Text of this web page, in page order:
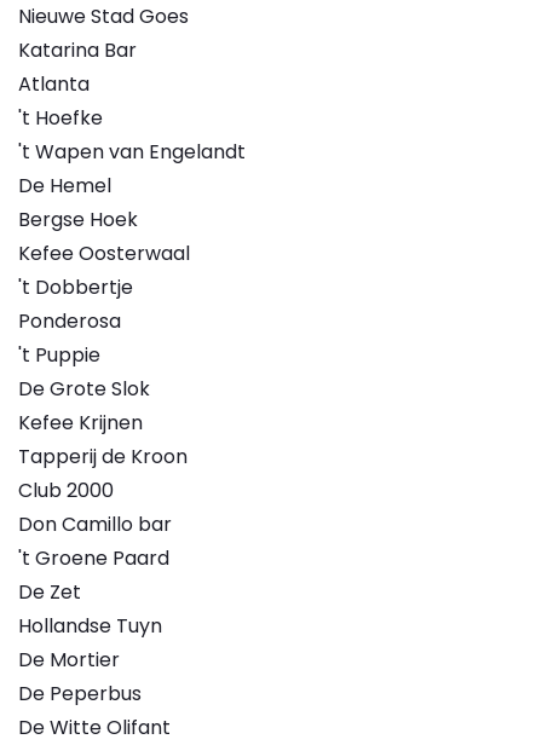
Nieuwe Stad Goes
Katarina Bar
Atlanta
't Hoefke
't Wapen van Engelandt
De Hemel
Bergse Hoek
Kefee Oosterwaal
't Dobbertje
Ponderosa
't Puppie
De Grote Slok
Kefee Krijnen
Tapperij de Kroon
Club 2000
Don Camillo bar
't Groene Paard
De Zet
Hollandse Tuyn
De Mortier
De Peperbus
De Witte Olifant